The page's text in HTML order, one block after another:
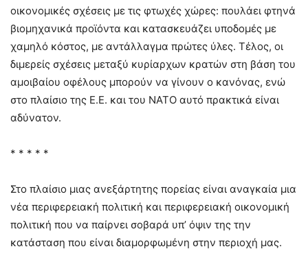
οικονομικές σχέσεις με τις φτωχές χώρες: πουλάει φτηνά
βιομηχανικά προϊόντα και κατασκευάζει υποδομές με
χαμηλό κόστος, με αντάλλαγμα πρώτες ύλες. Τέλος, οι
διμερείς σχέσεις μεταξύ κυρίαρχων κρατών στη βάση του
αμοιβαίου οφέλους μπορούν να γίνουν ο κανόνας, ενώ
στο πλαίσιο της Ε.Ε. και του ΝΑΤΟ αυτό πρακτικά είναι
αδύνατον.
* * * * *
Στο πλαίσιο μιας ανεξάρτητης πορείας είναι αναγκαία μια
νέα περιφερειακή πολιτική και περιφερειακή οικονομική
πολιτική που να παίρνει σοβαρά υπ’ όψιν της την
κατάσταση που είναι διαμορφωμένη στην περιοχή μας.